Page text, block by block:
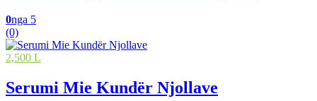
0nga 5
(0)
2,500 L
Serumi Mie Kundër Njollave